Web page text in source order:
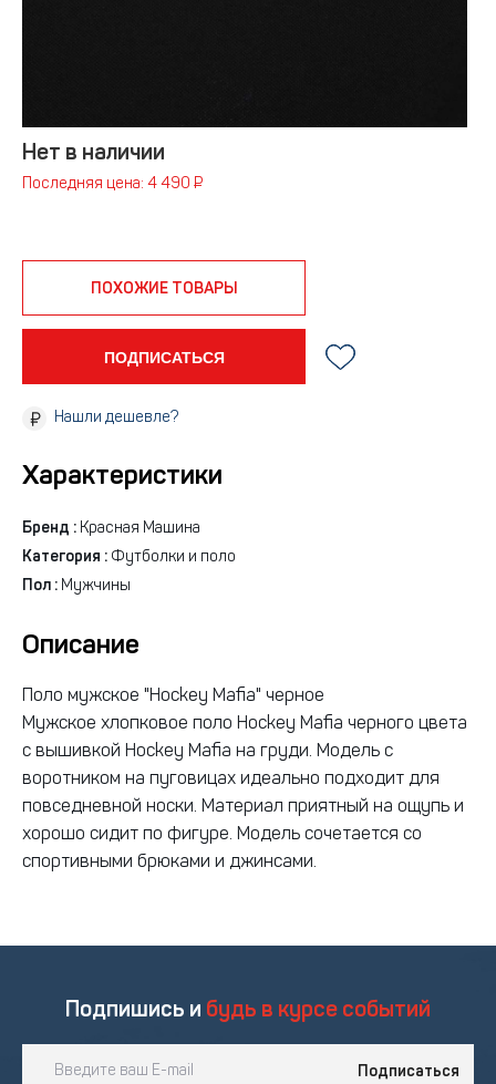
Нет в наличии
Последняя цена: 4 490 ₽
ПОХОЖИЕ ТОВАРЫ
ПОДПИСАТЬСЯ
Нашли дешевле?
Характеристики
Бренд : Красная Машина
Категория : Футболки и поло
Пол : Мужчины
Описание
Поло мужское "Hockey Mafia" черное
Мужское хлопковое поло Hockey Mafia черного цвета
с вышивкой Hockey Mafia на груди. Модель с
воротником на пуговицах идеально подходит для
повседневной носки. Материал приятный на ощупь и
хорошо сидит по фигуре. Модель сочетается со
спортивными брюками и джинсами.
Подпишись и будь в курсе событий
Подписаться